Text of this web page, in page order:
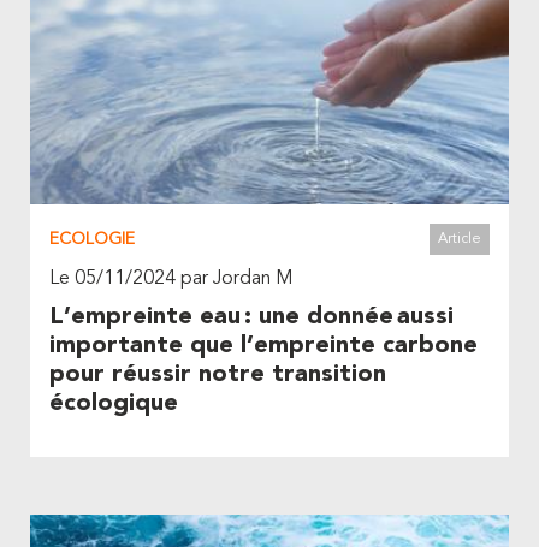
ECOLOGIE Article
Le 05/11/2024 par Jordan M
L’empreinte eau : une donnée aussi
importante que l’empreinte carbone
pour réussir notre transition
écologique